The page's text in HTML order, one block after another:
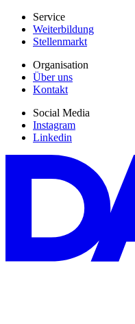
Service
Weiterbildung
Stellenmarkt
Organisation
Über uns
Kontakt
Social Media
Instagram
Linkedin